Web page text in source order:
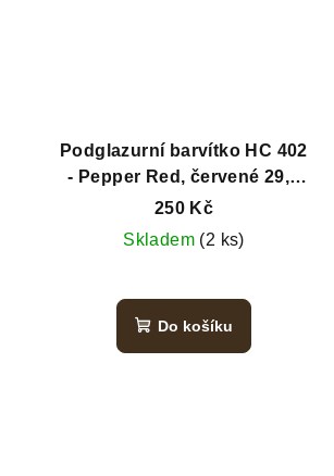
Podglazurní barvítko HC 402
- Pepper Red, červené 29,5
ml
250 Kč
Skladem (2 ks)
Do košíku